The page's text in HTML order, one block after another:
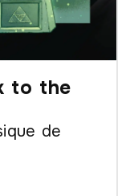
to the
de